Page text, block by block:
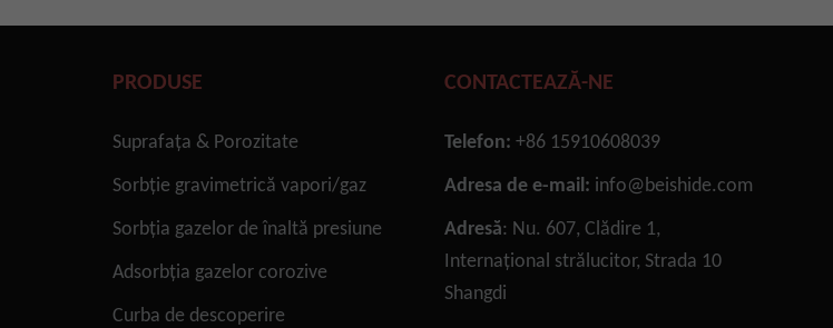
PRODUSE
Suprafaţa & Porozitate
Sorbție gravimetrică vapori/gaz
Sorbția gazelor de înaltă presiune
Adsorbția gazelor corozive
Curba de descoperire
CONTACTEAZĂ-NE
Telefon: +86 15910608039
Adresa de e-mail: info@beishide.com
Adresă: Nu. 607, Clădire 1,
Internațional strălucitor, Strada 10
Shangdi